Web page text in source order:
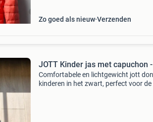
Zo goed als nieuw Verzenden
JOTT Kinder jas met capuchon
Comfortabele en lichtgewicht jott
kinderen in het zwart, perfect voor